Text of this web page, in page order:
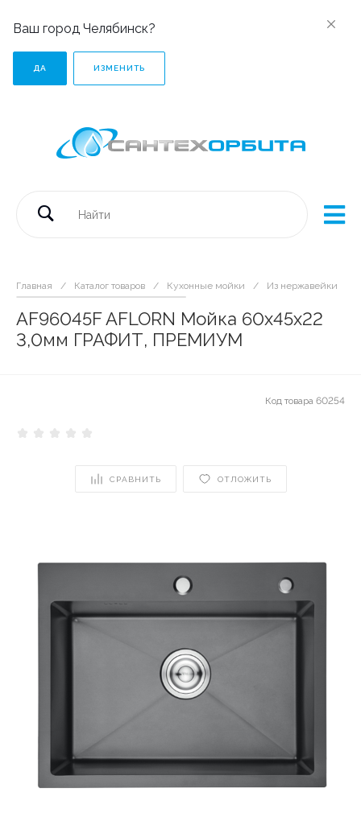
Ваш город Челябинск?
ДА ИЗМЕНИТЬ
Главная / Каталог товаров / Кухонные мойки / Из нержавейки
AF96045F AFLORN Мойка 60х45х22
3,0мм ГРАФИТ, ПРЕМИУМ
Код товара 60254
СРАВНИТЬ ОТЛОЖИТЬ